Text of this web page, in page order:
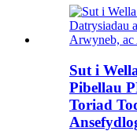
Sut i
Pibellau
Toriad